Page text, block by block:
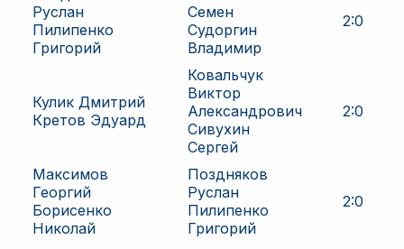
Руслан
Пилипенко
Григорий
Семен
Судоргин
Владимир
2:0
Кулик Дмитрий
Кретов Эдуард
Ковальчук
Виктор
Александрович
Сивухин
Сергей
2:0
Максимов
Георгий
Борисенко
Николай
Поздняков
Руслан
Пилипенко
Григорий
2:0